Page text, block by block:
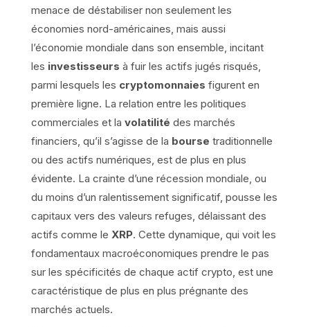
menace de déstabiliser non seulement les
économies nord-américaines, mais aussi
l’économie mondiale dans son ensemble, incitant
les investisseurs à fuir les actifs jugés risqués,
parmi lesquels les cryptomonnaies figurent en
première ligne. La relation entre les politiques
commerciales et la volatilité des marchés
financiers, qu’il s’agisse de la bourse traditionnelle
ou des actifs numériques, est de plus en plus
évidente. La crainte d’une récession mondiale, ou
du moins d’un ralentissement significatif, pousse les
capitaux vers des valeurs refuges, délaissant des
actifs comme le XRP. Cette dynamique, qui voit les
fondamentaux macroéconomiques prendre le pas
sur les spécificités de chaque actif crypto, est une
caractéristique de plus en plus prégnante des
marchés actuels.